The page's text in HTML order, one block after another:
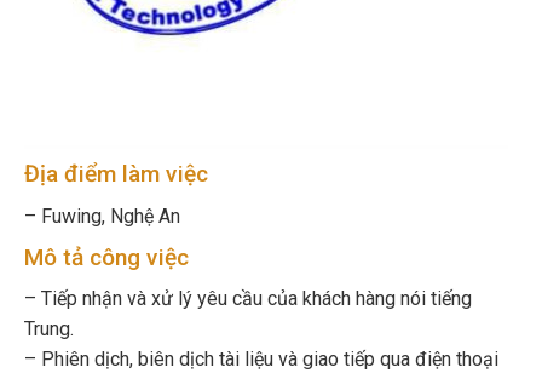
Địa điểm làm việc
– Fuwing, Nghệ An
Mô tả công việc
– Tiếp nhận và xử lý yêu cầu của khách hàng nói tiếng
Trung.
– Phiên dịch, biên dịch tài liệu và giao tiếp qua điện thoại